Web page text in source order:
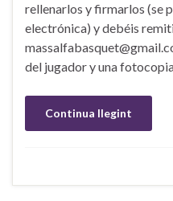
rellenarlos y firmarlos (se
electrónica) y debéis
del jugador y una
Continua llegint